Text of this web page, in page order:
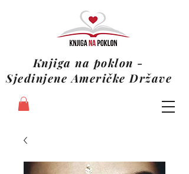
Knjiga na poklon -
Sjedinjene Američke Države